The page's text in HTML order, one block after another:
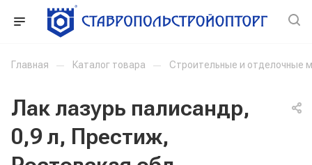
Главная — Каталог товара — Строительные и отделочные
Лак лазурь палисандр,
0,9 л, Престиж,